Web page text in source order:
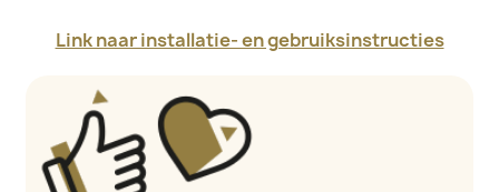
Link naar installatie- en gebruiksinstructies